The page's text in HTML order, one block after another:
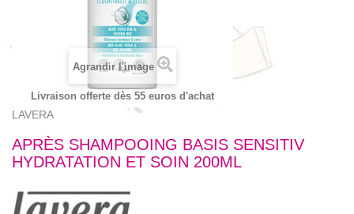
Agrandir l'image
Livraison offerte dès 55 euros d'achat
LAVERA
APRÈS SHAMPOOING BASIS SENSITIV
HYDRATATION ET SOIN 200ML